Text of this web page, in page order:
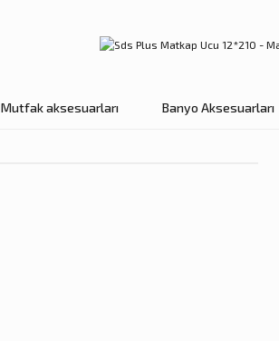
Mutfak aksesuarları Banyo Aksesuarları